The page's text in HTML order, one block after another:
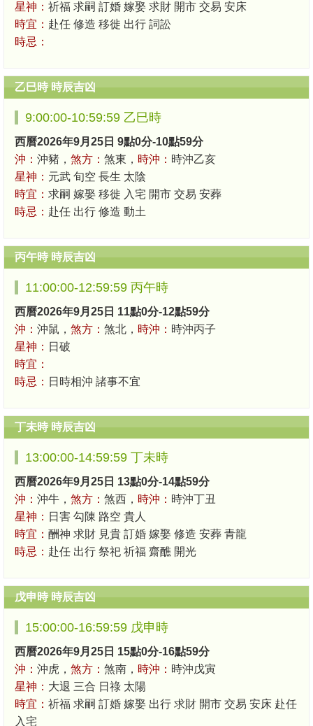
星神： 祈福 求嗣 訂婚 嫁娶 求財 開市 交易 安床
時宜： 赴任 修造 移徙 出行 詞訟
時忌：
乙巳時 時辰吉凶
9:00:00-10:59:59 乙巳時
西曆2026年9月25日 9點0分-10點59分
沖： 沖豬， 煞方： 煞東， 時沖： 時沖乙亥
星神： 元武 旬空 長生 太陰
時宜： 求嗣 嫁娶 移徙 入宅 開市 交易 安葬
時忌： 赴任 出行 修造 動土
丙午時 時辰吉凶
11:00:00-12:59:59 丙午時
西曆2026年9月25日 11點0分-12點59分
沖： 沖鼠， 煞方： 煞北， 時沖： 時沖丙子
星神： 日破
時宜：
時忌： 日時相沖 諸事不宜
丁未時 時辰吉凶
13:00:00-14:59:59 丁未時
西曆2026年9月25日 13點0分-14點59分
沖： 沖牛， 煞方： 煞西， 時沖： 時沖丁丑
星神： 日害 勾陳 路空 貴人
時宜： 酬神 求財 見貴 訂婚 嫁娶 修造 安葬 青龍
時忌： 赴任 出行 祭祀 祈福 齋醮 開光
戊申時 時辰吉凶
15:00:00-16:59:59 戊申時
西曆2026年9月25日 15點0分-16點59分
沖： 沖虎， 煞方： 煞南， 時沖： 時沖戊寅
星神： 大退 三合 日祿 太陽
時宜： 祈福 求嗣 訂婚 嫁娶 出行 求財 開市 交易 安床 赴任
入宅